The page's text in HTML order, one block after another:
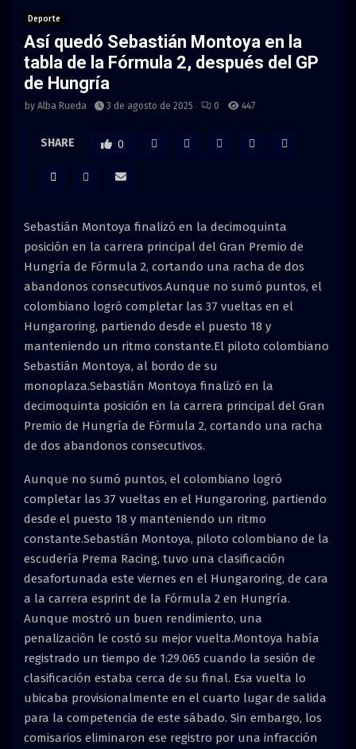
N
Deporte
Así quedó Sebastián Montoya en la
tabla de la Fórmula 2, después del GP
de Hungría
by Alba Rueda 3 de agosto de 2025 0 447
SHARE 0
Sebastián Montoya finalizó en la decimoquinta
posición en la carrera principal del Gran Premio de
Hungría de Fórmula 2, cortando una racha de dos
abandonos consecutivos.Aunque no sumó puntos, el
colombiano logró completar las 37 vueltas en el
Hungaroring, partiendo desde el puesto 18 y
manteniendo un ritmo constante.El piloto colombiano
Sebastián Montoya, al bordo de su
monoplaza.Sebastián Montoya finalizó en la
decimoquinta posición en la carrera principal del Gran
Premio de Hungría de Fórmula 2, cortando una racha
de dos abandonos consecutivos.
Aunque no sumó puntos, el colombiano logró
completar las 37 vueltas en el Hungaroring, partiendo
desde el puesto 18 y manteniendo un ritmo
constante.Sebastián Montoya, piloto colombiano de la
escudería Prema Racing, tuvo una clasificación
desafortunada este viernes en el Hungaroring, de cara
a la carrera esprint de la Fórmula 2 en Hungría.
Aunque mostró un buen rendimiento, una
penalización le costó su mejor vuelta.Montoya había
registrado un tiempo de 1:29.065 cuando la sesión de
clasificación estaba cerca de su final. Esa vuelta lo
ubicaba provisionalmente en el cuarto lugar de salida
para la competencia de este sábado. Sin embargo, los
comisarios eliminaron ese registro por una infracción